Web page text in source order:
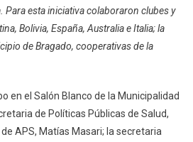
Para esta iniciativa colaboraron clubes y
Bolivia, España, Australia e Italia; la
de Bragado, cooperativas de la
en el Salón Blanco de la Municipalidad
de Políticas Públicas de Salud,
APS, Matías Masari; la secretaria